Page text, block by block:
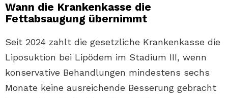
Wann die Krankenkasse die
Fettabsaugung übernimmt
Seit 2024 zahlt die gesetzliche Krankenkasse die
Liposuktion bei Lipödem im Stadium III, wenn
konservative Behandlungen mindestens sechs
Monate keine ausreichende Besserung gebracht